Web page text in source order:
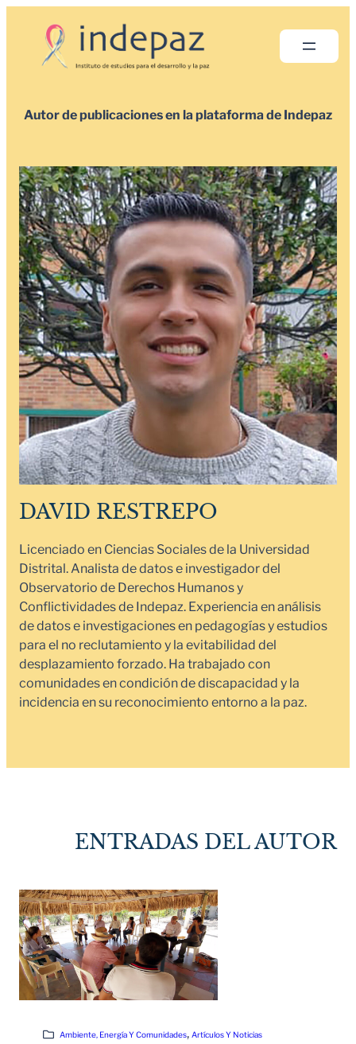
Autor de publicaciones en la plataforma de Indepaz
DAVID RESTREPO
Licenciado en Ciencias Sociales de la Universidad
Distrital. Analista de datos e investigador del
Observatorio de Derechos Humanos y
Conflictividades de Indepaz. Experiencia en análisis
de datos e investigaciones en pedagogías y estudios
para el no reclutamiento y la evitabilidad del
desplazamiento forzado. Ha trabajado con
comunidades en condición de discapacidad y la
incidencia en su reconocimiento entorno a la paz.
ENTRADAS DEL AUTOR
Ambiente, Energía Y Comunidades, Artículos Y Noticias